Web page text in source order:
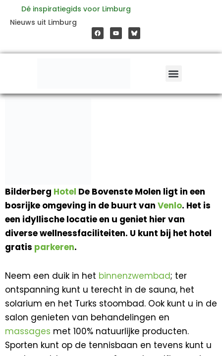
inhoud
Dé inspiratiegids voor Limburg
Nieuws uit Limburg
a
c
e
o
o
o
u
t
b
e
Bilderberg Hotel De Bovenste Molen ligt in een
bosrijke omgeving in de buurt van Venlo. Het is
een idyllische locatie en u geniet hier van
diverse wellnessfaciliteiten. U kunt bij het hotel
gratis parkeren.
Neem een duik in het binnenzwembad; ter
ontspanning kunt u terecht in de sauna, het
solarium en het Turks stoombad. Ook kunt u in de
salon genieten van behandelingen en
massages met 100% natuurlijke producten.
Sporten kunt op de tennisbaan en tevens kunt u